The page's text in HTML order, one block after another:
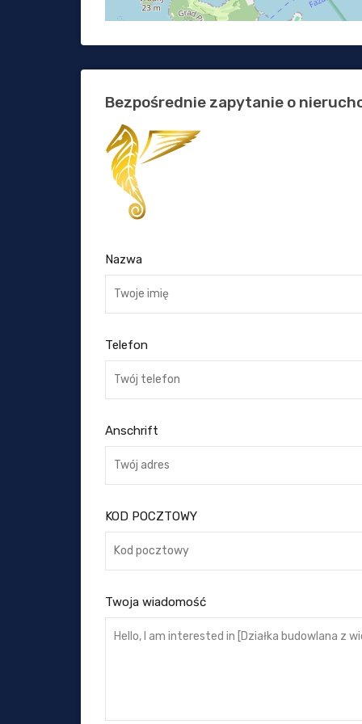
Bezpośrednie zapytanie o
Nazwa
Telefon
Anschrift
KOD POCZTOWY
Twoja wiadomość